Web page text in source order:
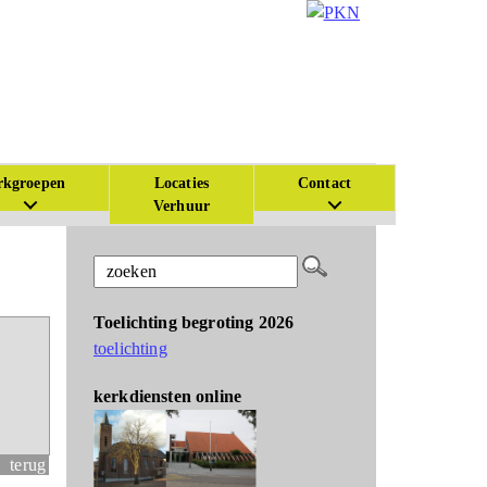
Locaties
Verhuur
Contact
terug
Toelichting begroting 2026
toelichting
kerkdiensten online